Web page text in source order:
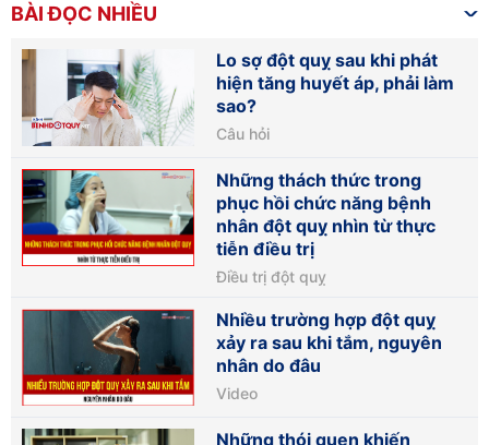
BÀI ĐỌC NHIỀU
Lo sợ đột quỵ sau khi phát
hiện tăng huyết áp, phải làm
sao?
Câu hỏi
Những thách thức trong
phục hồi chức năng bệnh
nhân đột quỵ nhìn từ thực
tiễn điều trị
Điều trị đột quỵ
Nhiều trường hợp đột quỵ
xảy ra sau khi tắm, nguyên
nhân do đâu
Video
Những thói quen khiến